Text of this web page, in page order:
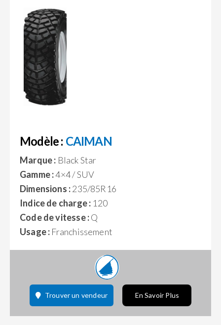
Modèle : CAIMAN
Marque : Black Star
Gamme :4×4 / SUV
Dimensions :235/85R16
Indice de charge : 120
Code de vitesse :Q
Usage : Franchissement
Trouver un vendeur En Savoir Plus